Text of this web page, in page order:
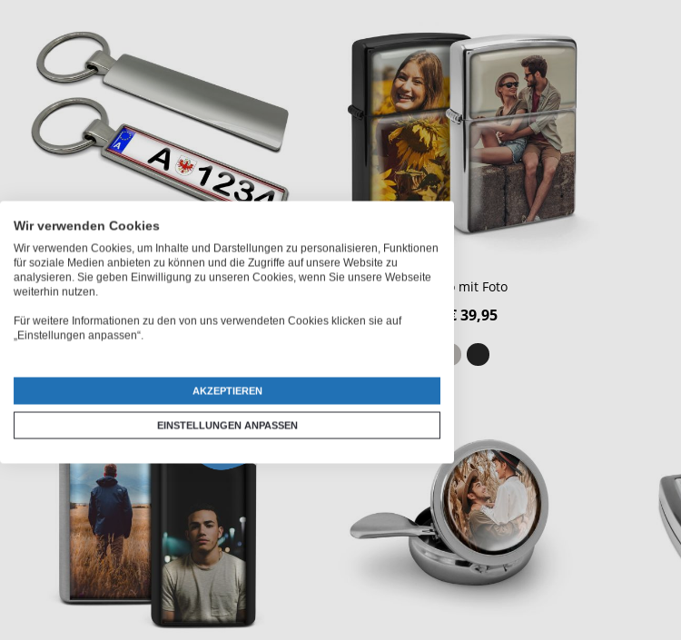
Schlüsselanhänger 'Kennzeichen'
€ 14,95
Zippo mit Foto
€ 39,95
Wir verwenden Cookies
Wir verwenden Cookies, um Inhalte und Darstellungen zu personalisieren, Funktionen
für soziale Medien anbieten zu können und die Zugriffe auf unsere Website zu
analysieren. Sie geben Einwilligung zu unseren Cookies, wenn Sie unsere Webseite
weiterhin nutzen.
Für weitere Informationen zu den von uns verwendeten Cookies klicken sie auf
„Einstellungen anpassen“.
AKZEPTIEREN
EINSTELLUNGEN ANPASSEN